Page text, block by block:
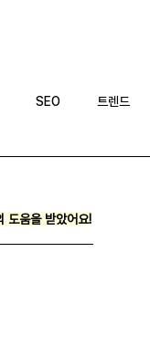
SEO 트렌드
도움을 받았어요!